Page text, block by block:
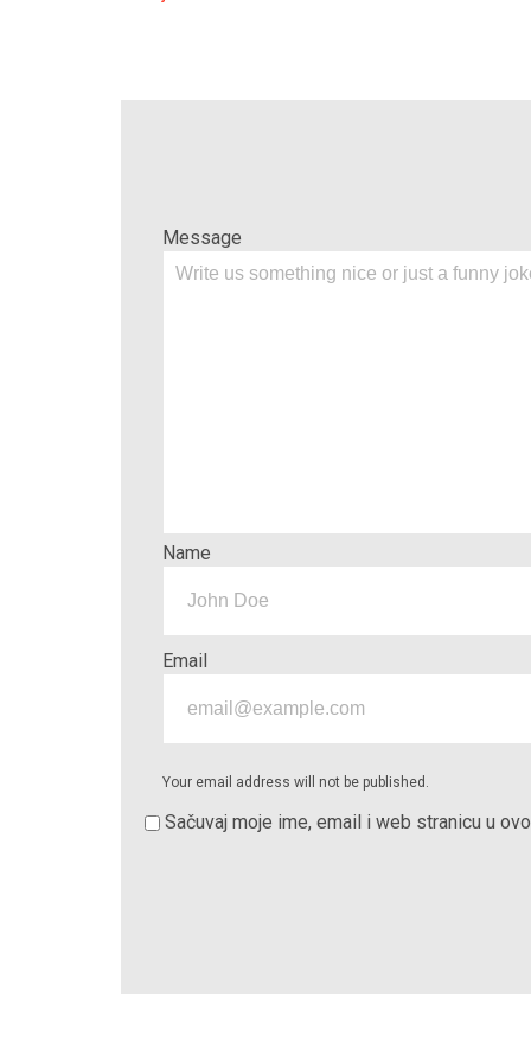
Message
Name
Email
Your email address will not be published.
Sačuvaj moje ime, email i web stranicu u